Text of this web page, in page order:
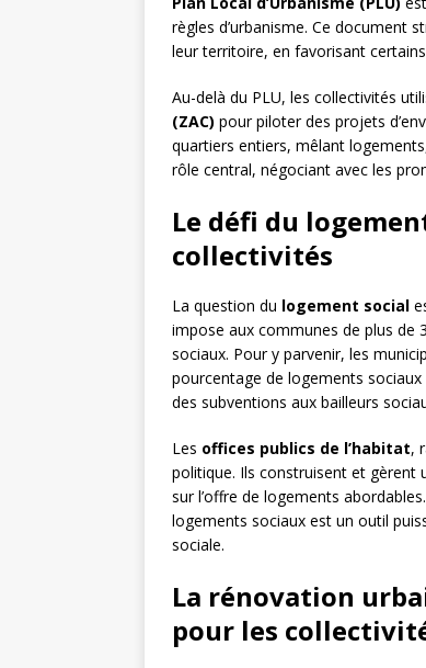
règles d’urbanisme. Ce document
leur territoire, en favorisant
Au-delà du PLU, les collectivités
(ZAC) pour piloter des projets
quartiers entiers, mêlant
rôle central, négociant avec les
Le défi du
collectivités
La question du logement social
impose aux communes de plus de
sociaux. Pour y parvenir, les
pourcentage de logements
des subventions aux bailleurs
Les offices publics de l’habitat,
politique. Ils construisent et gèrent
sur l’offre de logements
logements sociaux est un outil
sociale.
La rénovation
pour les